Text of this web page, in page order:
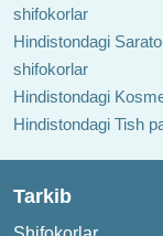
shifokorlar
Hindistondagi
shifokorlar
Hindistondagi
Hindistondagi Tish
Tarkib